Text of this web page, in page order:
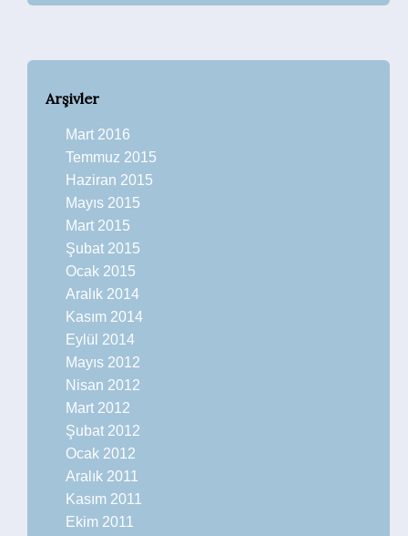
Arşivler
Mart 2016
Temmuz 2015
Haziran 2015
Mayıs 2015
Mart 2015
Şubat 2015
Ocak 2015
Aralık 2014
Kasım 2014
Eylül 2014
Mayıs 2012
Nisan 2012
Mart 2012
Şubat 2012
Ocak 2012
Aralık 2011
Kasım 2011
Ekim 2011